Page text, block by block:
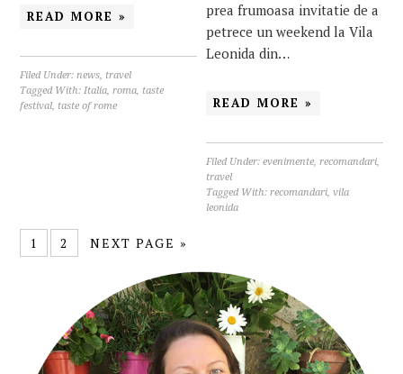
READ MORE »
Filed Under:news, travel
Tagged With:Italia,roma, taste
festival, taste of rome
prea frumoasa invitatie de a
petrece un weekend la Vila
Leonida din…
READ MORE »
Filed Under:evenimente,recomandari,
travel
Tagged With:recomandari,vila
leonida
1 2 NEXT PAGE »